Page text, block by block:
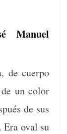
Manuel
de cuer­po
de un col­or
de sus
Era oval su